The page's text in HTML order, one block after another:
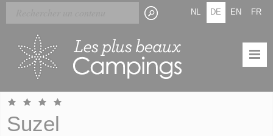
Skip
main
FR
EN
DE
NL
Suzel
Cookie-Einstellungen